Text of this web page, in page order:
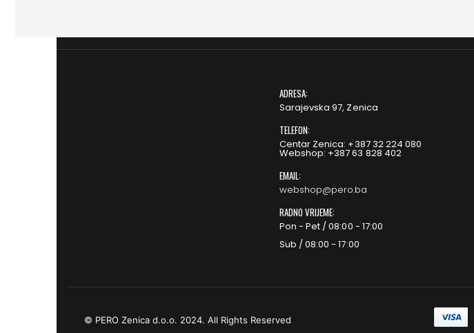
ADRESA:
Sarajevska 97, Zenica
TELEFON:
Centar Zenica: +387 32 224 080
Webshop: +387 63 828 402
EMAIL:
webshop@pero.ba
RADNO VRIJEME:
Pon - Pet / 08:00 - 17:00
Sub / 08:00 - 17:00
© PERO Zenica d.o.o. 2024. All Rights Reserved